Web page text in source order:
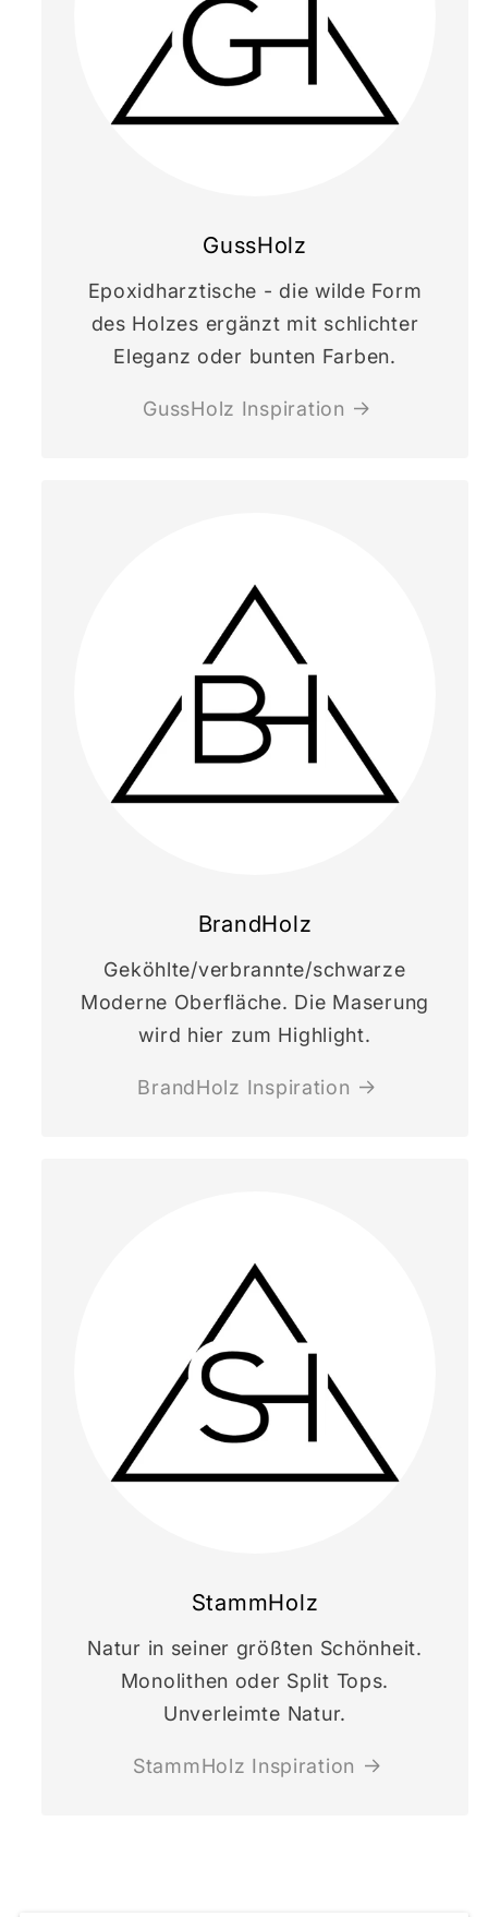
GussHolz
Epoxidharztische - die wilde Form
des Holzes ergänzt mit schlichter
Eleganz oder bunten Farben.
GussHolz Inspiration
BrandHolz
Geköhlte/verbrannte/schwarze
Moderne Oberfläche. Die Maserung
wird hier zum Highlight.
BrandHolz Inspiration
StammHolz
Natur in seiner größten Schönheit.
Monolithen oder Split Tops.
Unverleimte Natur.
StammHolz Inspiration